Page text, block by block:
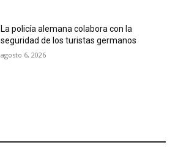
La policía alemana colabora con la
seguridad de los turistas germanos
agosto 6, 2026